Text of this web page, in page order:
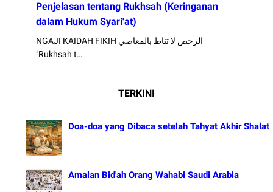
Penjelasan tentang Rukhsah (Keringanan
dalam Hukum Syari'at)
NGAJI KAIDAH FIKIH الرخص لا تناط بالمعاصي
"Rukhsah t…
TERKINI
Doa-doa yang Dibaca setelah Tahyat Akhir Shalat
Amalan Bid'ah Orang Wahabi Saudi Arabia